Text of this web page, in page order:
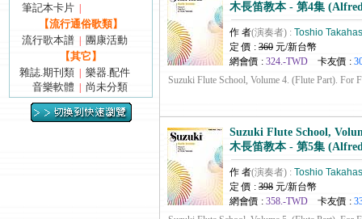
筆記本卡片
【流行通俗歌類】
流行歌本譜
團康活動
【其它】
雜誌.期刊類
樂器.配件
音樂軟體
尚未分類
木長笛教本 - 第4集
作 者(演奏者) : Toshio
定 價 : 360 元/新台幣
網會價 : 324.-TWD 卡友價 :
Suzuki Flute School, Volume 4. (Flute Part). For
Suzuki Flute School,
木長笛教本 - 第5集
作 者(演奏者) : Toshio
定 價 : 398 元/新台幣
網會價 : 358.-TWD 卡友價 :